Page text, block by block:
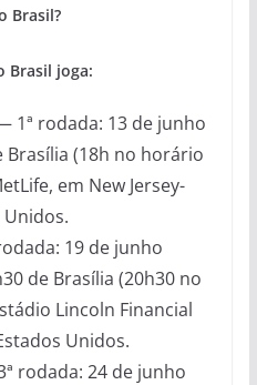
Brasil?
Brasil joga:
1ª rodada: 13 de junho
Brasília (18h no horário
em New Jersey-
19 de junho
de Brasília (20h30 no
Lincoln Financial
Unidos.
rodada: 24 de junho